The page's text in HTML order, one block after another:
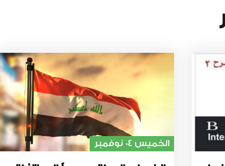
الخميس 04 نوفمبر